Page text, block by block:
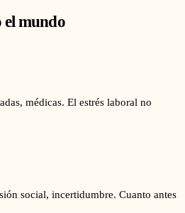
mundo
médicas. El estrés laboral no
social, incertidumbre. Cuanto antes